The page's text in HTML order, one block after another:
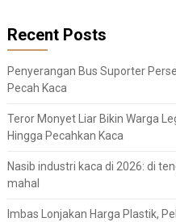
Recent Posts
Penyerangan Bus Suporter
Pecah Kaca
Teror Monyet Liar Bikin Warga
Hingga Pecahkan Kaca
Nasib industri kaca di 2026: di
mahal
Imbas Lonjakan Harga Plastik,